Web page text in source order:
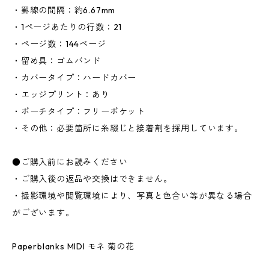
・罫線の間隔：約6.67mm
・1ページあたりの行数：21
・ページ数：144ページ
・留め具：ゴムバンド
・カバータイプ：ハードカバー
・エッジプリント：あり
・ポーチタイプ：フリーポケット
・その他：必要箇所に糸綴じと接着剤を採用しています。
●ご購入前にお読みください
・ご購入後の返品や交換はできません。
・撮影環境や閲覧環境により、写真と色合い等が異なる場合
がございます。
Paperblanks MIDI モネ 菊の花